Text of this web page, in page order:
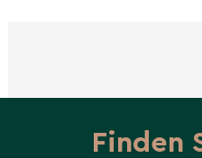
Finden